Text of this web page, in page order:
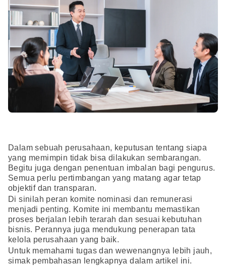
Dalam sebuah perusahaan, keputusan tentang siapa
yang memimpin tidak bisa dilakukan sembarangan.
Begitu juga dengan penentuan imbalan bagi pengurus.
Semua perlu pertimbangan yang matang agar tetap
objektif dan transparan.
Di sinilah peran komite nominasi dan remunerasi
menjadi penting. Komite ini membantu memastikan
proses berjalan lebih terarah dan sesuai kebutuhan
bisnis. Perannya juga mendukung penerapan tata
kelola perusahaan yang baik.
Untuk memahami tugas dan wewenangnya lebih jauh,
simak pembahasan lengkapnya dalam artikel ini.